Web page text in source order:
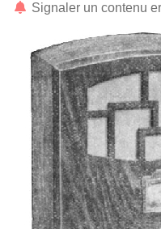
Signaler un contenu